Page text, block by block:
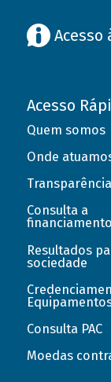
Acesso
Acesso
Quem somos
Onde
Transparência
Consulta a
Resultados
sociedade
Consulta PAC
Moedas